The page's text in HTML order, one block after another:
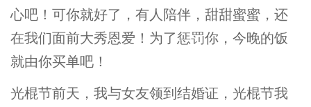
心吧！可你就好了，有人陪伴，甜甜蜜蜜，还
在我们面前大秀恩爱！为了惩罚你，今晚的饭
就由你买单吧！
光棍节前天，我与女友领到结婚证，光棍节我